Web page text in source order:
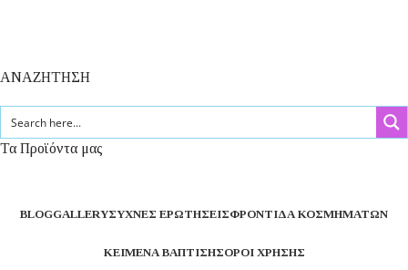
ΑΝΑΖΗΤΗΣΗ
Τα Προϊόντα μας
BLOGGALLERYΣΥΧΝΈΣ ΕΡΩΤΉΣΕΙΣΦΡΟΝΤΊΔΑ ΚΟΣΜΗΜΆΤΩΝ
ΚΕΊΜΕΝΑ ΒΆΠΤΙΣΗΣΌΡΟΙ ΧΡΉΣΗΣ